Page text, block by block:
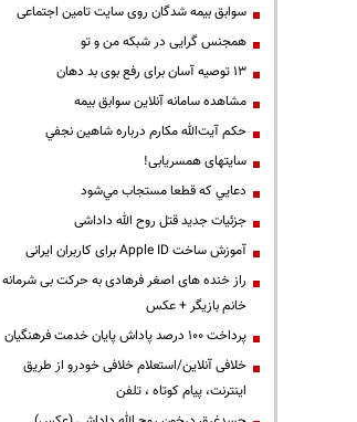
سوابق بیمه شدگان روی سایت تامین اجتماعی
همجنس گرایی در شبکه من و تو
13 توصیه آسان برای رفع بوی بد دهان
مشاهده سامانه آنلاين سوابق بیمه
حكم آيت‌الله مكارم درباره شاهين نجفي
سایتهای همسریابی!
دعايي كه قطعا مستجاب مي‌شود
جزئیات جدید قتل روح الله داداشی
آموزش ساخت Apple ID برای کاربران ایرانی
راز خنده های اصغر فرهادی به حرکت بی شرمانه
خانم بازیگر + عکس
پرداخت ۱۰۰ درصد پاداش پایان خدمت فرهنگیان
خلافی آنلاین/استعلام خلافی خودرو از طریق
اینترنت، پیام کوتاه ، تلفن